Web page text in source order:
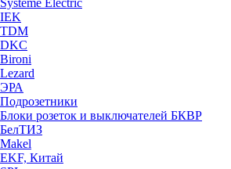
Systeme Electric
IEK
TDM
DKC
Bironi
Lezard
ЭРА
Подрозетники
Блоки розеток и выключателей БКВР
БелТИЗ
Makel
EKF, Китай